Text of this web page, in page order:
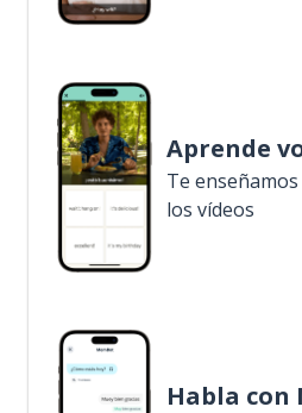
Aprende
Te
los vídeos
Habla con